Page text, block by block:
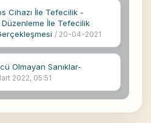
Cihazı İle Tefecilik -
Düzenleme İle Tefecilik
/ 20-04-2021
Olmayan Sanıklar-
2022, 05:51